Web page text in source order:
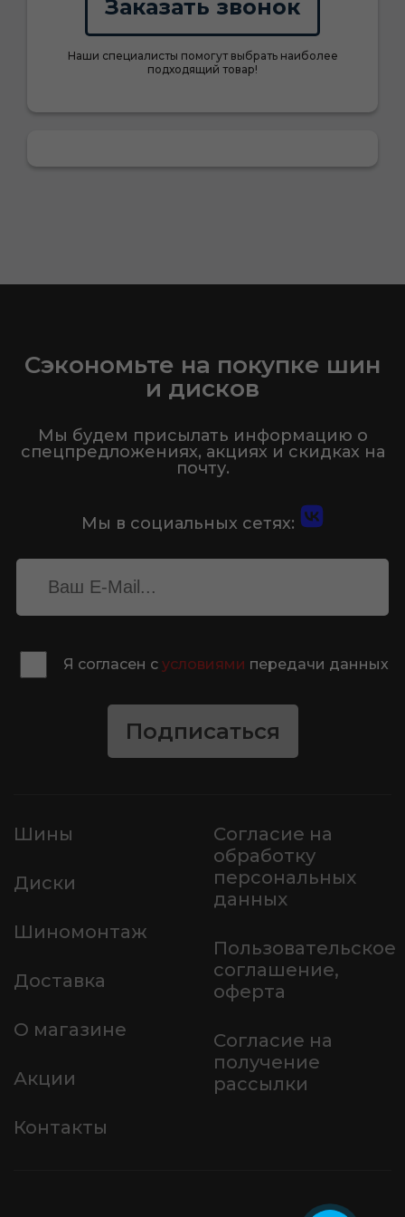
Заказать звонок
Наши специалисты помогут выбрать наиболее
подходящий товар!
Сэкономьте на покупке шин
и дисков
Мы будем присылать информацию о
спецпредложениях, акциях и скидках на
почту.
Мы в социальных сетях:
Я согласен с условиями передачи данных
Подписаться
Шины
Диски
Шиномонтаж
Доставка
О магазине
Акции
Контакты
Согласие на
обработку
персональных
данных
Пользовательское
соглашение,
оферта
Согласие на
получение
рассылки